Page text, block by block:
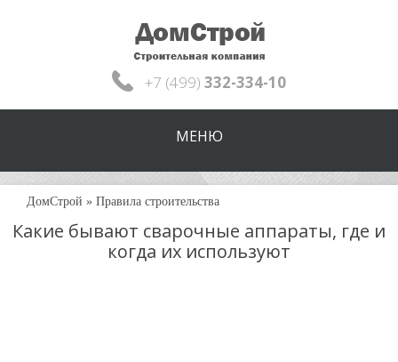
+7 (499) 332-334-10
МЕНЮ
ДомСтрой » Правила строительства
Какие бывают сварочные аппараты, где и
когда их используют